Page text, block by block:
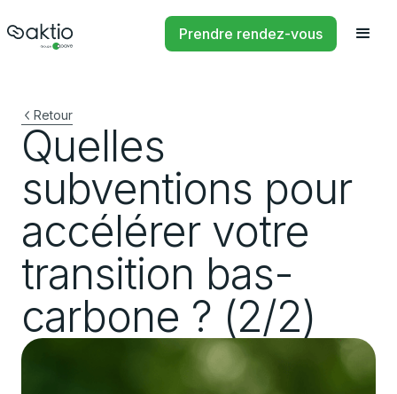
Prendre rendez-vous
Retour
Quelles
subventions pour
accélérer votre
transition bas-
carbone ? (2/2)